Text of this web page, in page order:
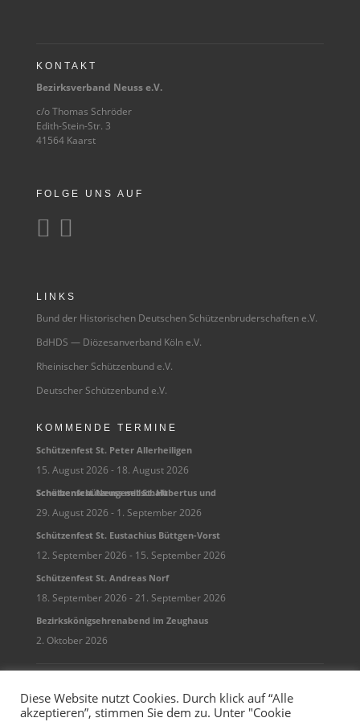
KONTAKT
Bezirksverband Neuss e.V.
c/o Thomas Schröder
Edith-Stein-Str. 3
41564 Kaarst
FOLGE UNS AUF
 
LINKS
Bund der Historischen Deutschen Schützenbruderschaften e.V.
BdHDS — Diözesanverband Köln e.V.
Rheinischer Schützenbund e.V.
Deutscher Schützenbund e.V.
KOMMENDE TERMINE
Schüt­zen­fest St. Peter Allerheiligen
15. August 2026 - 18. August 2026
Schüt­zen­fest Neuss mit St. Huber­tus und Scheibenschützengesellschaft
29. August 2026 - 1. September 2026
Schüt­zen­fest St. Eusta­chius Büttgen-Vorst
12. September 2026 - 15. September 2026
Schüt­zen­fest St. Andreas Norf
18. September 2026 - 21. September 2026
Bezirks­kö­nigs­eh­ren­abend im Zeughaus
2. Oktober 2026
Diese Website nutzt Cookies. Durch klick auf “Alle
akzeptieren”, stimmen Sie dem zu. Unter "Cookie